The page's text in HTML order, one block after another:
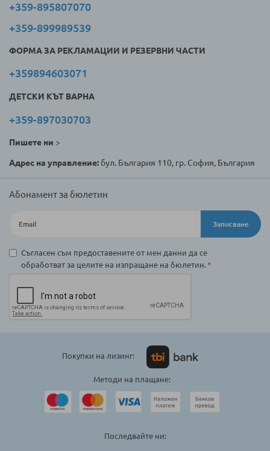
+359-895807070
+359-899989539
ФОРМА ЗА РЕКЛАМАЦИИ И РЕЗЕРВНИ ЧАСТИ
+359894603071
ДЕТСКИ КЪТ ВАРНА
+359-897030703
Пишете ни >
Адрес на управление:бул. България 110, гр. София, България
Абонамент за бюлетин
Записване
Съгласен съм предоставените от мен данни да се
обработват за целите на изпращане на бюлетин.
Покупки на лизинг:
Методи на плащане:
Последвайте ни: